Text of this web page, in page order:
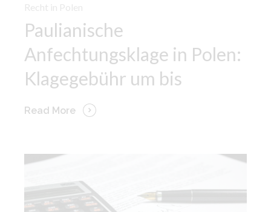
Recht in Polen
Paulianische
Anfechtungsklage in Polen:
Klagegebühr um bis
Read More